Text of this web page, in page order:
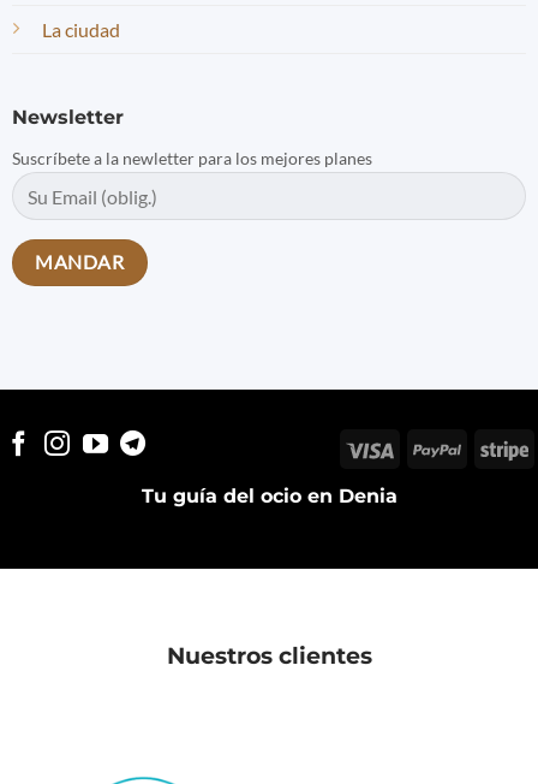
La ciudad
Newsletter
Suscríbete a la newletter para los mejores planes
Tu guía del ocio en Denia
Visa PayPal
Nuestros clientes